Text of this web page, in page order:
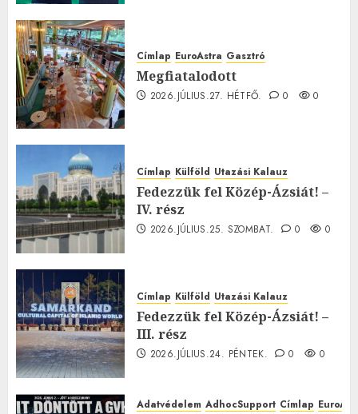
Címlap EuroAstra Gasztró
Megfiatalodott
2026.JÚLIUS.27. HÉTFŐ. 0 0
Címlap Külföld Utazási Kalauz
Fedezzük fel Közép-Ázsiát! –
IV. rész
2026.JÚLIUS.25. SZOMBAT. 0 0
Címlap Külföld Utazási Kalauz
Fedezzük fel Közép-Ázsiát! –
III. rész
2026.JÚLIUS.24. PÉNTEK. 0 0
Adatvédelem AdhocSupport Címlap